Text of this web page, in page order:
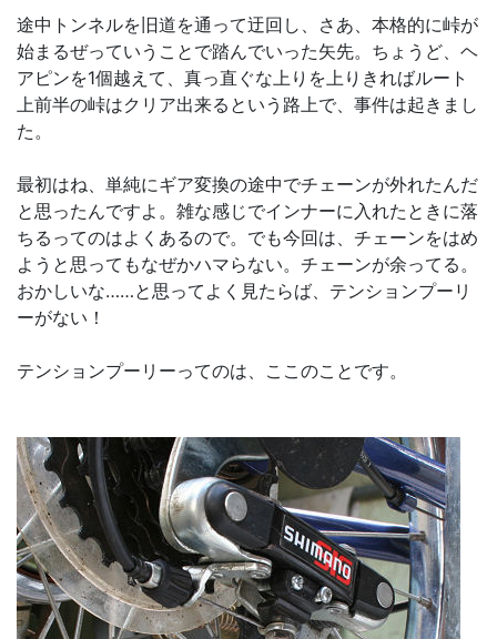
途中トンネルを旧道を通って迂回し、さあ、本格的に峠が
始まるぜっていうことで踏んでいった矢先。ちょうど、ヘ
アピンを1個越えて、真っ直ぐな上りを上りきればルート
上前半の峠はクリア出来るという路上で、事件は起きまし
た。
最初はね、単純にギア変換の途中でチェーンが外れたんだ
と思ったんですよ。雑な感じでインナーに入れたときに落
ちるってのはよくあるので。でも今回は、チェーンをはめ
ようと思ってもなぜかハマらない。チェーンが余ってる。
おかしいな……と思ってよく見たらば、テンションプーリ
ーがない！
テンションプーリーってのは、ここのことです。